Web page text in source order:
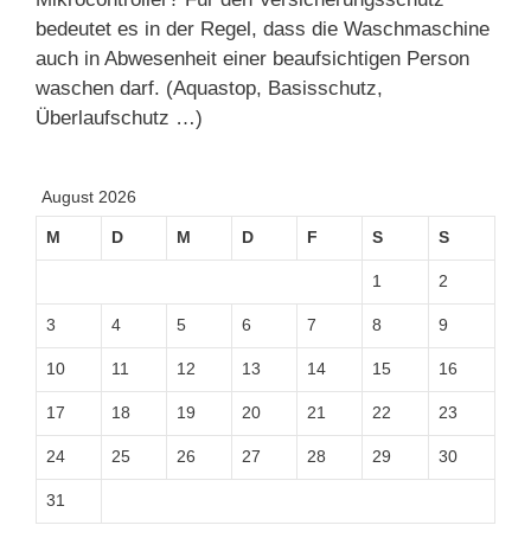
bedeutet es in der Regel, dass die Waschmaschine
auch in Abwesenheit einer beaufsichtigen Person
waschen darf. (Aquastop, Basisschutz,
Überlaufschutz …)
August 2026
M D M D F S S
1 2
3 4 5 6 7 8 9
10 11 12 13 14 15 16
17 18 19 20 21 22 23
24 25 26 27 28 29 30
31